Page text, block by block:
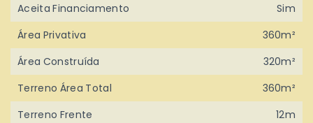
Aceita Financiamento
Sim
Área Privativa
360m²
Área Construída
320m²
Terreno Área Total
360m²
Terreno Frente
12m